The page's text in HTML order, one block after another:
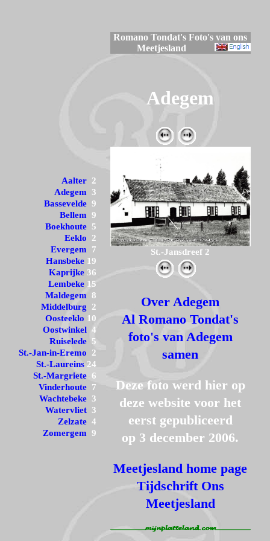
Romano Tondat's Foto's van ons
Meetjesland
Adegem
St.-Jansdreef 2
Over Adegem
Al Romano Tondat's
foto's van Adegem
samen
Deze foto werd hier op
deze website voor het
eerst gepubliceerd
op 3 december 2006.
Meetjesland home page
Tijdschrift Ons
Meetjesland
Aalter 2
Adegem 3
Bassevelde 9
Bellem 9
Boekhoute 5
Eeklo 2
Evergem 7
Hansbeke 19
Kaprijke 36
Lembeke 15
Maldegem 8
Middelburg 2
Oosteeklo 10
Oostwinkel 4
Ruiselede 5
St.-Jan-in-Eremo 2
St.-Laureins 24
St.-Margriete 6
Vinderhoute 7
Wachtebeke 3
Watervliet 3
Zelzate 4
Zomergem 9